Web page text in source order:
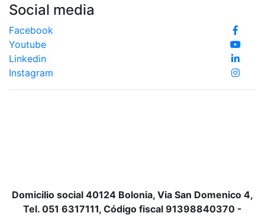
Social media
Facebook
Youtube
Linkedin
Instagram
Domicilio social 40124 Bolonia, Via San Domenico 4,
Tel. 051 6317111, Código fiscal 91398840370 -